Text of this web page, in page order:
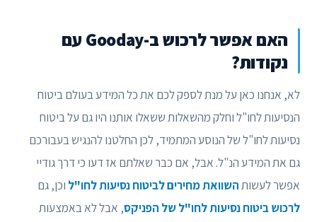
האם אפשר לרכוש ב-Gooday עם
נקודות?
לא, אנחנו כאן על מנת לספק לכם את כל המידע בעולם ביטוח
הנסיעות לחו"ל וחלק מהשאלות ששאלו אותנו היו גם על ביטוח
נסיעות לחו"ל של הנוסע המתמיד, לכן החלטנו להנגיש בעבורכם
גם את המידע הנ"ל. אבל, אם כבר שאלתם אז דעו כי דרך גודיי
אפשר לעשותהשוואת מחירים לביטוח נסיעות לחו"ל וכן, גם
לרכוש ביטוח נסיעות לחו"ל של הפניקס, אבל לא באמצעות